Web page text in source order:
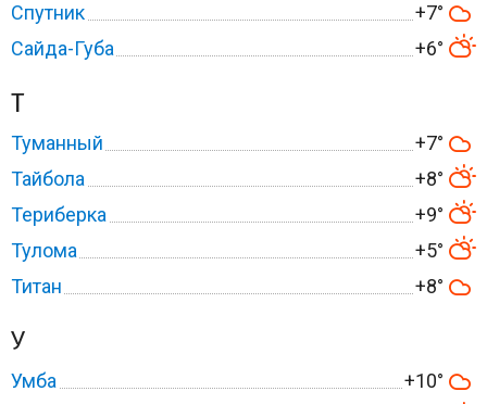
Спутник
+7°
Сайда-Губа
+6°
Т
Туманный
+7°
Тайбола
+8°
Териберка
+9°
Тулома
+5°
Титан
+8°
У
Умба
+10°